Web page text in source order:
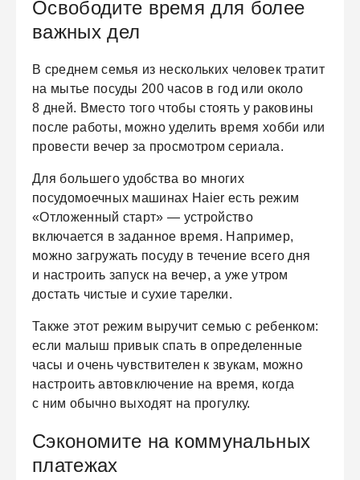
Освободите время для более
важных дел
В среднем семья из нескольких человек тратит
на мытье посуды 200 часов в год или около
8 дней. Вместо того чтобы стоять у раковины
после работы, можно уделить время хобби или
провести вечер за просмотром сериала.
Для большего удобства во многих
посудомоечных машинах Haier есть режим
«Отложенный старт» — устройство
включается в заданное время. Например,
можно загружать посуду в течение всего дня
и настроить запуск на вечер, а уже утром
достать чистые и сухие тарелки.
Также этот режим выручит семью с ребенком:
если малыш привык спать в определенные
часы и очень чувствителен к звукам, можно
настроить автовключение на время, когда
с ним обычно выходят на прогулку.
Сэкономите на коммунальных
платежах